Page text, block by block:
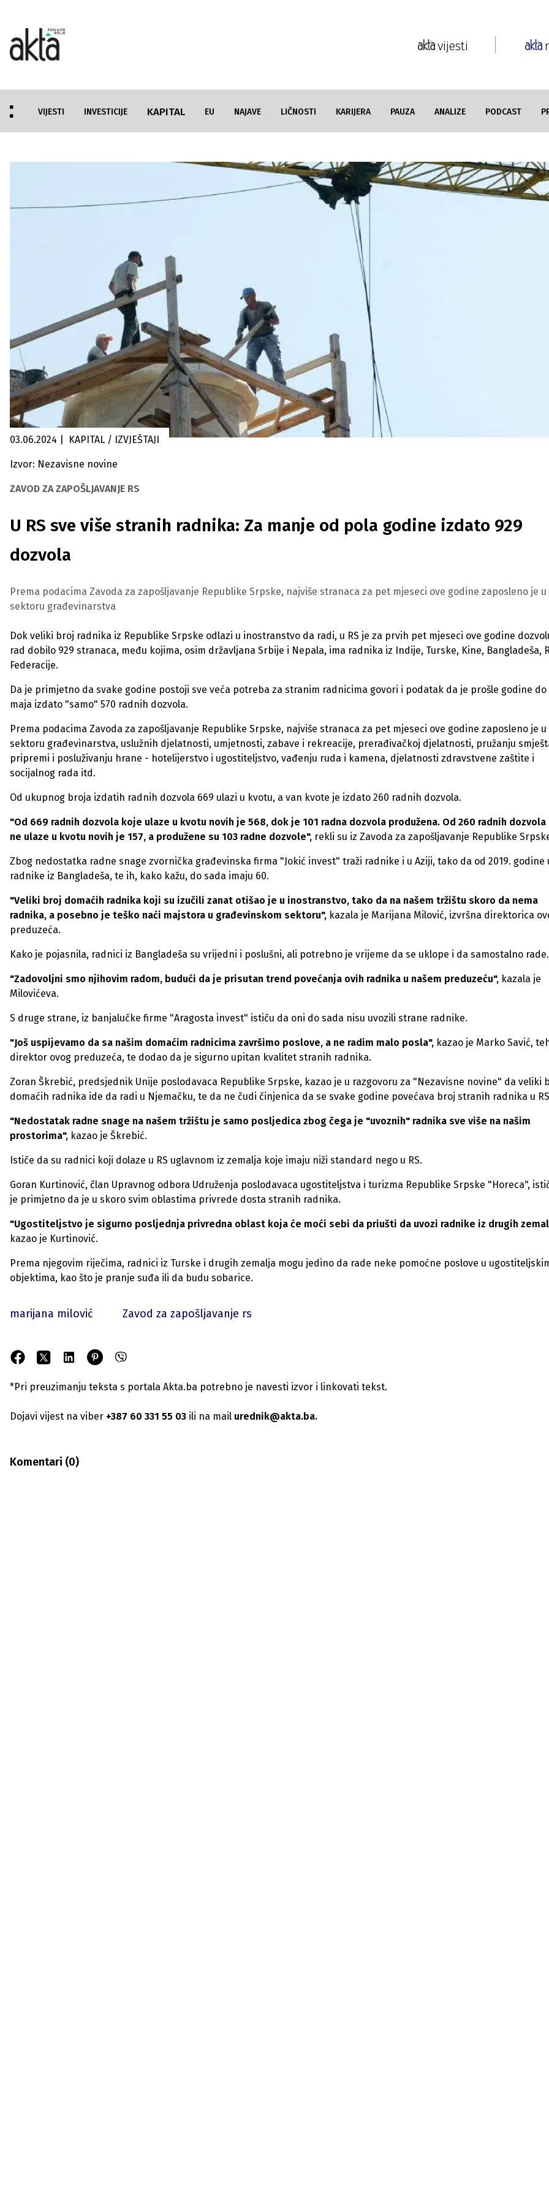
vijesti
VIJESTI INVESTICIJE KAPITAL EU NAJAVE LIČNOSTI KARIJERA PAUZA ANALIZE PODCAST
03.06.2024 KAPITAL / IZVJEŠTAJI
Izvor: Nezavisne novine
ZAVOD ZA ZAPOŠLJAVANJE RS
U RS sve više stranih radnika: Za manje od pola godine izdato 929
dozvola
Prema podacima Zavoda za zapošljavanje Republike Srpske, najviše stranaca za pet mjeseci ove godine zaposleno je u
sektoru građevinarstva
Dok veliki broj radnika iz Republike Srpske odlazi u inostranstvo da radi, u RS je za prvih pet mjeseci ove godine
rad dobilo 929 stranaca, među kojima, osim državljana Srbije i Nepala, ima radnika iz Indije, Turske, Kine, Bangladeša,
Federacije.
Da je primjetno da svake godine postoji sve veća potreba za stranim radnicima govori i podatak da je prošle godine do
maja izdato "samo" 570 radnih dozvola.
Prema podacima Zavoda za zapošljavanje Republike Srpske, najviše stranaca za pet mjeseci ove godine zaposleno je u
sektoru građevinarstva, uslužnih djelatnosti, umjetnosti, zabave i rekreacije, prerađivačkoj djelatnosti, pružanju
pripremi i posluživanju hrane - hotelijerstvo i ugostiteljstvo, vađenju ruda i kamena, djelatnosti zdravstvene zaštite i
socijalnog rada itd.
Od ukupnog broja izdatih radnih dozvola 669 ulazi u kvotu, a van kvote je izdato 260 radnih dozvola.
"Od 669 radnih dozvola koje ulaze u kvotu novih je 568, dok je 101 radna dozvola produžena. Od 260 radnih dozvola
ne ulaze u kvotu novih je 157, a produžene su 103 radne dozvole", rekli su iz Zavoda za zapošljavanje Republike
Zbog nedostatka radne snage zvornička građevinska firma "Jokić invest" traži radnike i u Aziji, tako da od 2019. godine
radnike iz Bangladeša, te ih, kako kažu, do sada imaju 60.
"Veliki broj domaćih radnika koji su izučili zanat otišao je u inostranstvo, tako da na našem tržištu skoro da nema
radnika, a posebno je teško naći majstora u građevinskom sektoru", kazala je Marijana Milović, izvršna direktorica
preduzeća.
Kako je pojasnila, radnici iz Bangladeša su vrijedni i poslušni, ali potrebno je vrijeme da se uklope i da samostalno rade.
"Zadovoljni smo njihovim radom, budući da je prisutan trend povećanja ovih radnika u našem preduzeću", kazala je
Milovićeva.
S druge strane, iz banjalučke firme "Aragosta invest" ističu da oni do sada nisu uvozili strane radnike.
"Još uspijevamo da sa našim domaćim radnicima završimo poslove, a ne radim malo posla", kazao je Marko Savić,
direktor ovog preduzeća, te dodao da je sigurno upitan kvalitet stranih radnika.
Zoran Škrebić, predsjednik Unije poslodavaca Republike Srpske, kazao je u razgovoru za "Nezavisne novine" da veliki
domaćih radnika ide da radi u Njemačku, te da ne čudi činjenica da se svake godine povećava broj stranih radnika u
"Nedostatak radne snage na našem tržištu je samo posljedica zbog čega je "uvoznih" radnika sve više na našim
prostorima", kazao je Škrebić.
Ističe da su radnici koji dolaze u RS uglavnom iz zemalja koje imaju niži standard nego u RS.
Goran Kurtinović, član Upravnog odbora Udruženja poslodavaca ugostiteljstva i turizma Republike Srpske "Horeca",
je primjetno da je u skoro svim oblastima privrede dosta stranih radnika.
"Ugostiteljstvo je sigurno posljednja privredna oblast koja će moći sebi da priušti da uvozi radnike iz drugih
kazao je Kurtinović.
Prema njegovim riječima, radnici iz Turske i drugih zemalja mogu jedino da rade neke pomoćne poslove u
objektima, kao što je pranje suđa ili da budu sobarice.
marijana milović Zavod za zapošljavanje rs
*Pri preuzimanju teksta s portala Akta.ba potrebno je navesti izvor i linkovati tekst.
Dojavi vijest na viber +387 60 331 55 03 ili na mail urednik@akta.ba.
Komentari (0)